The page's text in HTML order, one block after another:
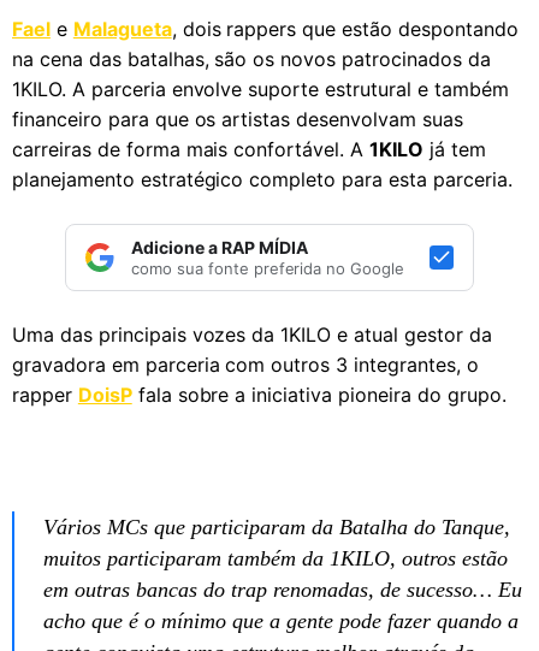
Faele Malagueta, dois rappers que estão despontando
na cena das batalhas, são os novos patrocinados da
1KILO. A parceria envolve suporte estrutural e também
financeiro para que os artistas desenvolvam suas
carreiras de forma mais confortável. A1KILO já tem
planejamento estratégico completo para esta parceria.
Adicione a RAP MÍDIA
como sua fonte preferida no Google
Uma das principais vozes da 1KILO e atual gestor da
gravadora em parceria com outros 3 integrantes, o
rapper DoisPfala sobre a iniciativa pioneira do grupo.
Vários MCs que participaram da Batalha do Tanque,
muitos participaram também da 1KILO, outros estão
em outras bancas do trap renomadas, de sucesso… Eu
acho que é o mínimo que a gente pode fazer quando a